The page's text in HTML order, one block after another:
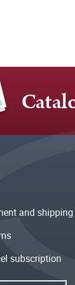
and shipping
subscription